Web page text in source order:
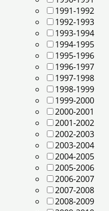
1991-1992
1992-1993
1993-1994
1994-1995
1995-1996
1996-1997
1997-1998
1998-1999
1999-2000
2000-2001
2001-2002
2002-2003
2003-2004
2004-2005
2005-2006
2006-2007
2007-2008
2008-2009